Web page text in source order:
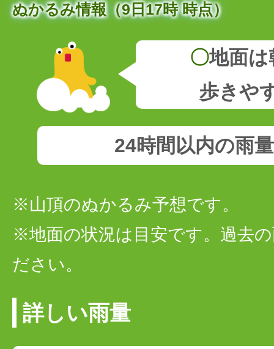
ぬかるみ情報（9日17時 時点）
〇地面
歩きや
24時間以内の雨
※山頂のぬかるみ予想です。
※地面の状況は目安です。過去
ださい。
詳しい雨量